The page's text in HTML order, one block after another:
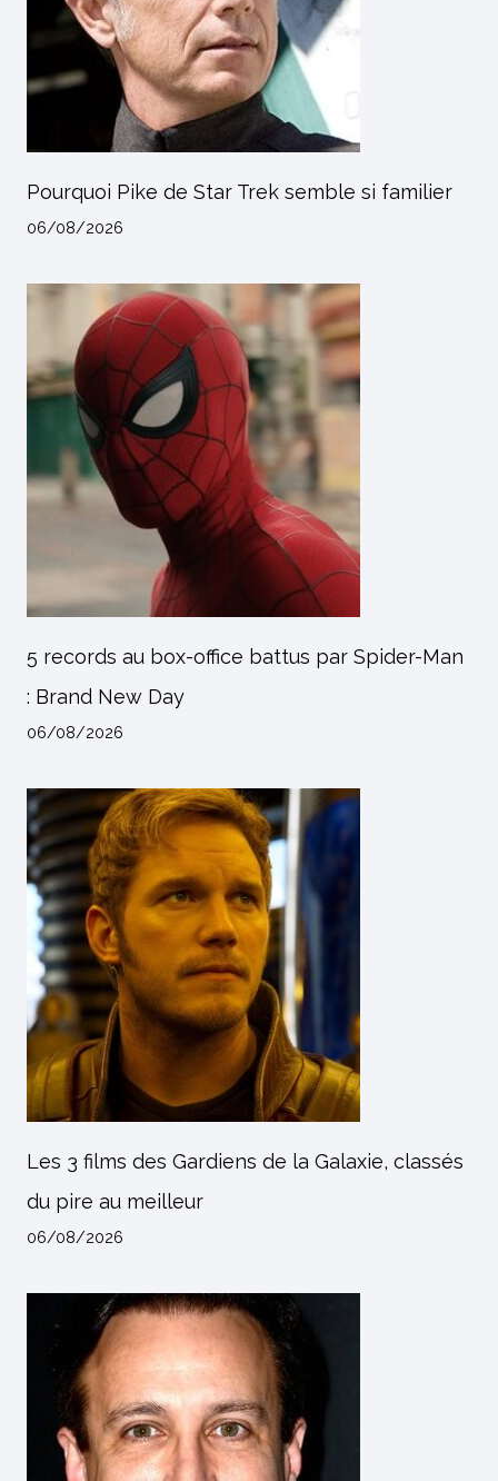
Pourquoi Pike de Star Trek semble si familier
06/08/2026
5 records au box-office battus par Spider-Man
: Brand New Day
06/08/2026
Les 3 films des Gardiens de la Galaxie, classés
du pire au meilleur
06/08/2026